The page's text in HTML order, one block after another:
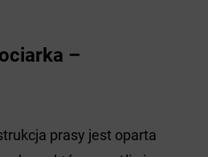
–
prasy jest oparta